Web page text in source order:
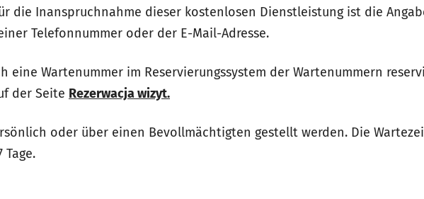
die Inanspruchnahme dieser kostenlosen Dienstleistung ist die
Telefonnummer oder der E-Mail-Adresse.
eine Wartenummer im Reservierungssystem der Wartenummern
der Seite Rezerwacja wizyt.
oder über einen Bevollmächtigten gestellt werden. Die